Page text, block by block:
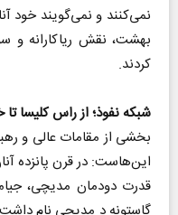
نمی‌کنند و نمی‌گویند خود
بهشت، نقش ریاکارانه و
کردند.
شبکه نفوذ‌؛ از راس کلیسا
بخشی از مقامات عالی و
این‌هاست: در قرن پانزده
قدرت دودمان ‌مدیچی،